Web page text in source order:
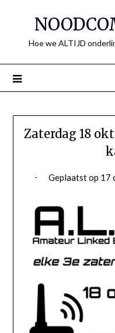
Hoe we ALTIJD
Zaterdag 18
Geplaatst op 17